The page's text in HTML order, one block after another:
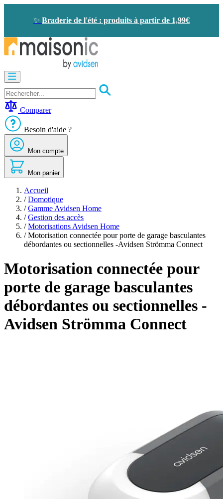
✨ Braderie de l'été : produits à partir de 1,99€
Visiophone
-
Sonnette
-
économie
d'énergie
Sécurité
Confort
de
maison
Seconde
vie
Bons
plans
Comparer
Besoin d'aide ?
Mon compte
Mon panier
Accueil
/ Domotique
/ Gamme Avidsen Home
/ Gestion des accès
/ Motorisations Avidsen Home
/ Motorisation connectée pour porte de garage basculantes
débordantes ou sectionnelles -Avidsen Strömma Connect
Motorisation connectée pour
porte de garage basculantes
débordantes ou sectionnelles -
Avidsen Strömma Connect